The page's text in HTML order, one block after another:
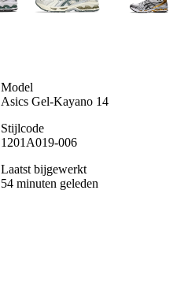
Model
Asics Gel-Kayano 14
Stijlcode
1201A019-006
Laatst bijgewerkt
54 minuten geleden